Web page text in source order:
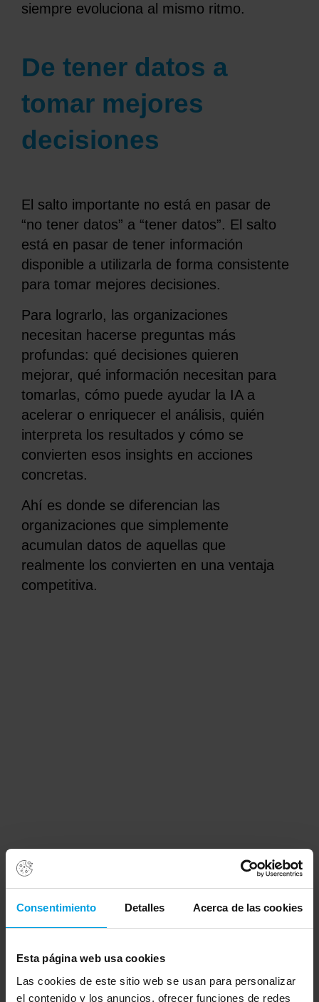
Consentimiento Detalles Acerca de las cookies
Esta página web usa cookies
Las cookies de este sitio web se usan para personalizar
el contenido y los anuncios, ofrecer funciones de redes
siempre evoluciona al mismo ritmo.
De tener datos a
tomar mejores
decisiones
El salto importante no está en pasar de
“no tener datos” a “tener datos”. El salto
está en pasar de tener información
disponible a utilizarla de forma consistente
para tomar mejores decisiones.
Para lograrlo, las organizaciones
necesitan hacerse preguntas más
profundas: qué decisiones quieren
mejorar, qué información necesitan para
tomarlas, cómo puede ayudar la IA a
acelerar o enriquecer el análisis, quién
interpreta los resultados y cómo se
convierten esos insights en acciones
concretas.
Ahí es donde se diferencian las
organizaciones que simplemente
acumulan datos de aquellas que
realmente los convierten en una ventaja
competitiva.
La IA como
acelerador, no como
sustituto del criterio
humano